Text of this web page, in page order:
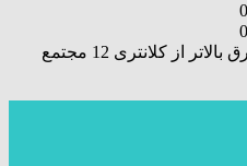
آدرس دفتر: داراب خیابان برق بالاتر از کلانتری 12 مجتمع